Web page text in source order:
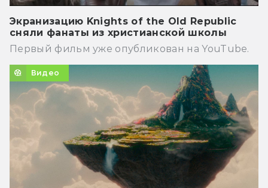
Экранизацию Knights of the Old Republic
сняли фанаты из христианской школы
Первый фильм уже опубликован на YouTube.
Видео